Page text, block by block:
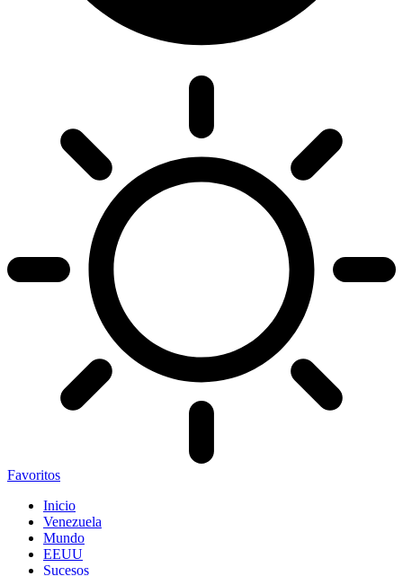
Favoritos
Inicio
Venezuela
Mundo
EEUU
Sucesos